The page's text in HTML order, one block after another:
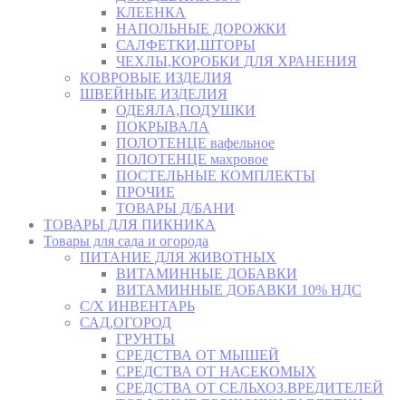
КЛЕЕНКА
НАПОЛЬНЫЕ ДОРОЖКИ
САЛФЕТКИ,ШТОРЫ
ЧЕХЛЫ,КОРОБКИ ДЛЯ ХРАНЕНИЯ
КОВРОВЫЕ ИЗДЕЛИЯ
ШВЕЙНЫЕ ИЗДЕЛИЯ
ОДЕЯЛА,ПОДУШКИ
ПОКРЫВАЛА
ПОЛОТЕНЦЕ вафельное
ПОЛОТЕНЦЕ махровое
ПОСТЕЛЬНЫЕ КОМПЛЕКТЫ
ПРОЧИЕ
ТОВАРЫ Д/БАНИ
ТОВАРЫ ДЛЯ ПИКНИКА
Товары для сада и огорода
ПИТАНИЕ ДЛЯ ЖИВОТНЫХ
ВИТАМИННЫЕ ДОБАВКИ
ВИТАМИННЫЕ ДОБАВКИ 10% НДС
С/Х ИНВЕНТАРЬ
САД,ОГОРОД
ГРУНТЫ
СРЕДСТВА ОТ МЫШЕЙ
СРЕДСТВА ОТ НАСЕКОМЫХ
СРЕДСТВА ОТ СЕЛЬХОЗ.ВРЕДИТЕЛЕЙ